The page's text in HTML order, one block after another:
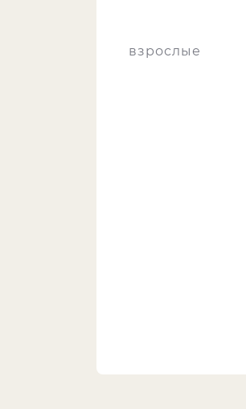
взрослые